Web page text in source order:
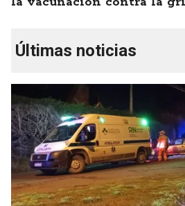
Últimas noticias